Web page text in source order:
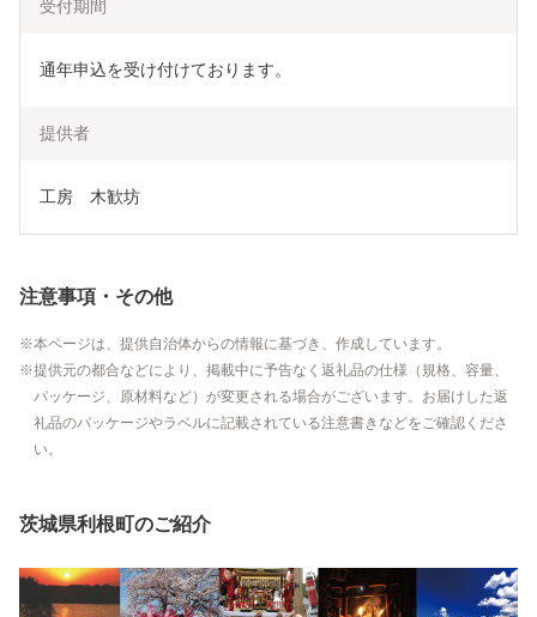
受付期間
通年申込を受け付けております。
提供者
工房　木歓坊
注意事項・その他
本ページは、提供自治体からの情報に基づき、作成しています。
提供元の都合などにより、掲載中に予告なく返礼品の仕様（規格、容量、
パッケージ、原材料など）が変更される場合がございます。お届けした返
礼品のパッケージやラベルに記載されている注意書きなどをご確認くださ
い。
茨城県利根町のご紹介